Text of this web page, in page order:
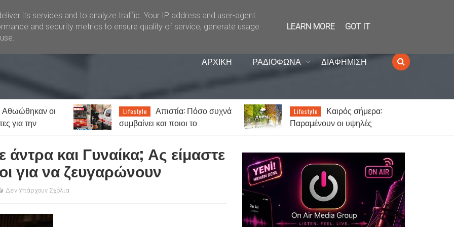
ΑΡΧΙΚΗ ΡΑΔΙΟΦΩΝΑ ΔΙΑΦΗΜΙΣΗ
Αθωώθηκαν οι
για την
Lifestyle
Απιστία: Πόσο συχνά
συμβαίνει και ποιοι το
Lifestyle
Καιρός σήμερα:
Παραμένουν οι υψηλές
Αιγαίο
και Γυναίκα; Ας είμαστε
για να ζευγαρώνουν
Δεν Υπάρχουν Σχόλια
its services and to analyze traffic. Your IP address and user-agent
and security metrics to ensure quality of service, generate usage
LEARN MORE GOT IT